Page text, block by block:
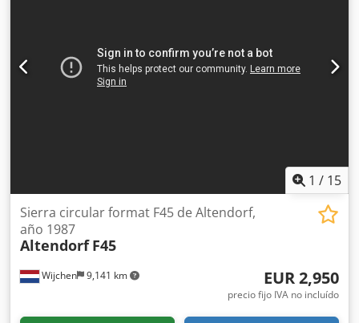
de madera y puede cargarse en el lugar con una carretilla
elevadora. Crjdpfx Afjzq Srqjlof Se vende en las
condiciones en que se encuentra, sin garantía.
1 / 15
Wijchen 9,141 km
Sierra circular format F45 de Altendorf,
año 1987
Altendorf F45
EUR 2,950
precio fijo IVA no incluído